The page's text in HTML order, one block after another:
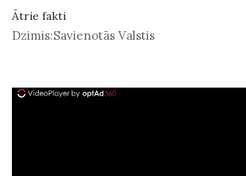
Ātrie fakti
Dzimis:Savienotās Valstis